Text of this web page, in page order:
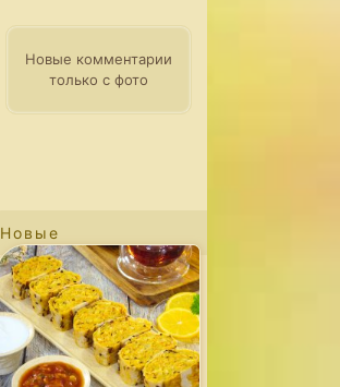
Новые комментарии
только с фото
Новые